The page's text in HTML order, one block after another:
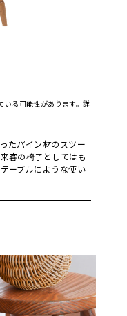
る可能性があります。詳
たパイン材のスツー
客の椅子としてはも
ーブルにような使い